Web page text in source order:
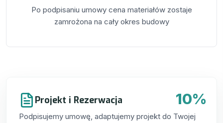
Po podpisaniu umowy cena materiałów zostaje
zamrożona na cały okres budowy
10%
Projekt i Rezerwacja
Podpisujemy umowę, adaptujemy projekt do Twojej